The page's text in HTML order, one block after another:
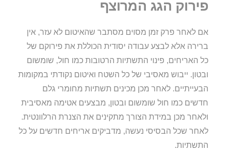
פירוק הגג המרוצף
אם לאחר פרק זמן מסוים מסתבר שהאיטום לא עזר, אין
ברירה אלא לבצע עבודה יסודית הכוללת את פירוקם של
כל האריחים, פינוי התשתיות הרטובות כמו חול, שומשום
ובטון. ייבוש מאסיבי של כל השטח ואיטום נקודתי במקומות
הבעייתיים. לאחר מכן מכינים תשתיות מחומרי גלם
חדשים כמו חול שומשום ובטון, מבצעים אטימה מאסיבית
ולאחר מכן במידת הצורך מתקינים את הצנרת הרלוונטית.
לאחר שכל הבסיסי נעשה, מדביקים אריחים חדשים על כל
התשתיות.